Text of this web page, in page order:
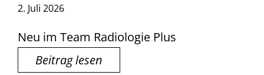
2. Juli 2026
Neu im Team Radiologie Plus
Beitrag lesen